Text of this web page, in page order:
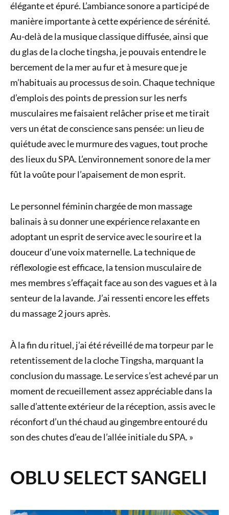
élégante et épuré. L’ambiance sonore a participé de
manière importante à cette expérience de sérénité.
Au-delà de la musique classique diffusée, ainsi que
du glas de la cloche tingsha, je pouvais entendre le
bercement de la mer au fur et à mesure que je
m’habituais au processus de soin. Chaque technique
d’emplois des points de pression sur les nerfs
musculaires me faisaient relâcher prise et me tirait
vers un état de conscience sans pensée: un lieu de
quiétude avec le murmure des vagues, tout proche
des lieux du SPA. L’environnement sonore de la mer
fût la voûte pour l’apaisement de mon esprit.
Le personnel féminin chargée de mon massage
balinais à su donner une expérience relaxante en
adoptant un esprit de service avec le sourire et la
douceur d’une voix maternelle. La technique de
réflexologie est efficace, la tension musculaire de
mes membres s’effaçait face au son des vagues et à la
senteur de la lavande. J’ai ressenti encore les effets
du massage 2 jours après.
À la fin du rituel, j’ai été réveillé de ma torpeur par le
retentissement de la cloche Tingsha, marquant la
conclusion du massage. Le service s’est achevé par un
moment de recueillement assez appréciable dans la
salle d’attente extérieur de la réception, assis avec le
réconfort d’un thé chaud au gingembre entouré du
son des chutes d’eau de l’allée initiale du SPA. »
OBLU SELECT SANGELI